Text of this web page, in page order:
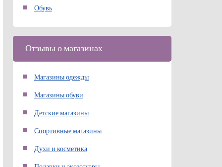
Обувь
Отзывы о магазинах
Магазины одежды
Магазины обуви
Детские магазины
Спортивные магазины
Духи и косметика